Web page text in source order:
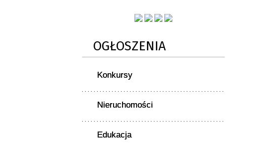
OGŁOSZENIA
Konkursy
Nieruchomości
Edukacja